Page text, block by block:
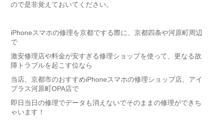
ので是非覚えておいてください。
iPhoneスマホの修理を京都でする際に、京都四条や河原町周辺
で
激安修理店や料金が安すぎる修理ショップを使って、更なる故
障トラブルを起こす位なら
当店、京都市のおすすめiPhoneスマホの修理ショップ店、アイ
プラス河原町OPA店で
即日当日の修理でデータも消えないでそのままの修理ができち
ゃいます！